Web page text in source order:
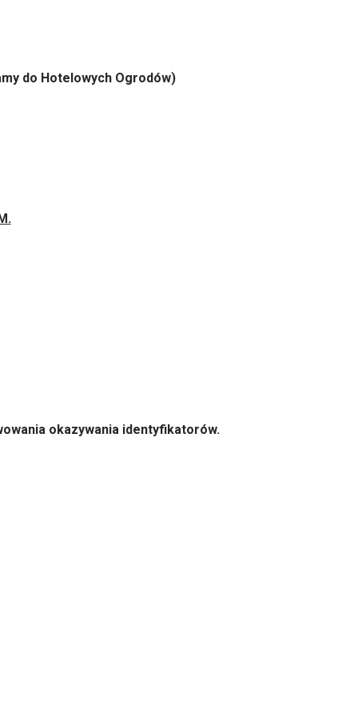
do Hotelowych Ogrodów)
okazywania identyfikatorów.